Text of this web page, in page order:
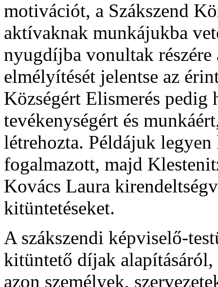
motivációt, a Szákszend
aktívaknak munkájukba
nyugdíjba vonultak részére
elmélyítését jelentse az
Községért Elismerés pedig
tevékenységért és
létrehozta. Példájuk
fogalmazott, majd
Kovács Laura
kitüntetéseket.
A szákszendi képviselő-
kitüntető díjak
azon személyek,